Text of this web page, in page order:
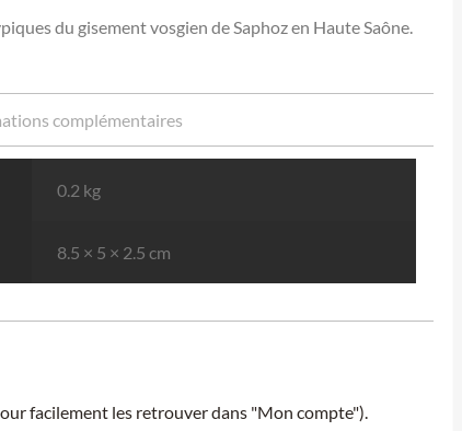
du gisement vosgien de Saphoz en Haute Saône.
complémentaires
0.2 kg
8.5 × 5 × 2.5 cm
facilement les retrouver dans "Mon compte").